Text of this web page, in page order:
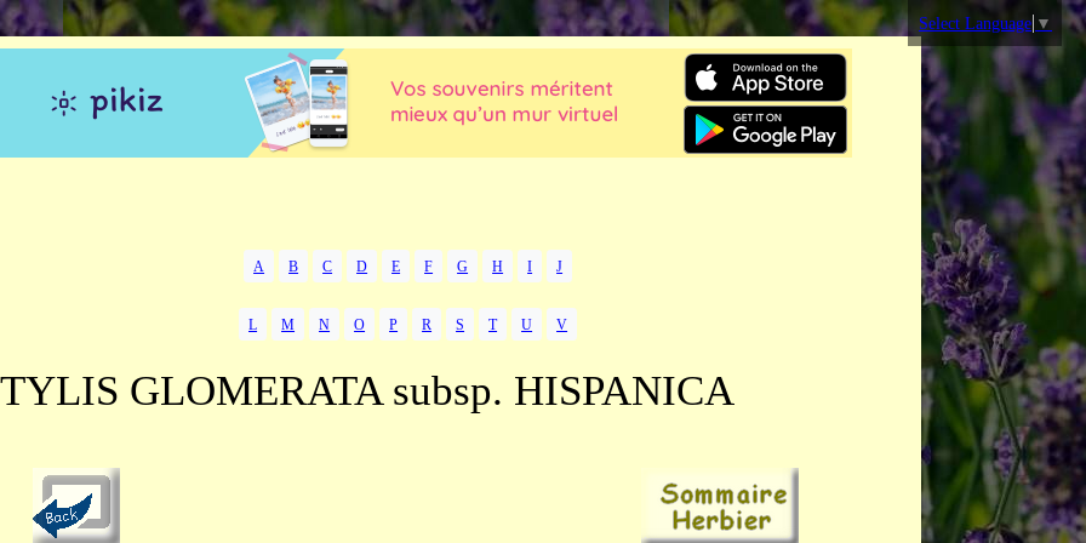
Select Language ▼
A B C D E F G H I J
L M N O P R S T U V
GLOMERATA subsp. HISPANICA